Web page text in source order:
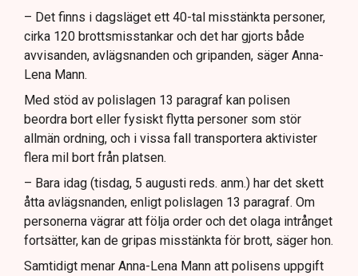
– Det finns i dagsläget ett 40-tal misstänkta personer,
cirka 120 brottsmisstankar och det har gjorts både
avvisanden, avlägsnanden och gripanden, säger Anna-
Lena Mann.
Med stöd av polislagen 13 paragraf kan polisen
beordra bort eller fysiskt flytta personer som stör
allmän ordning, och i vissa fall transportera aktivister
flera mil bort från platsen.
– Bara idag (tisdag, 5 augusti reds. anm.) har det skett
åtta avlägsnanden, enligt polislagen 13 paragraf. Om
personerna vägrar att följa order och det olaga intrånget
fortsätter, kan de gripas misstänkta för brott, säger hon.
Samtidigt menar Anna-Lena Mann att polisens uppgift